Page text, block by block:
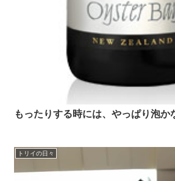
もったりする時には、やっぱり泡か
トリイの日々